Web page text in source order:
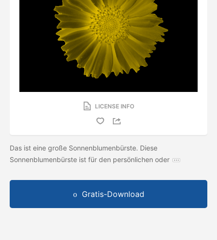
LICENSE INFO
Das ist eine große Sonnenblumenbürste. Diese
Sonnenblumenbürste ist für den persönlichen oder
Gratis-Download